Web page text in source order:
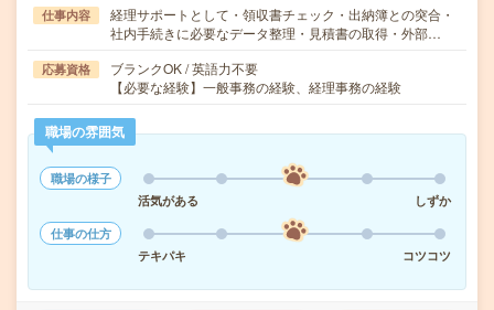
仕事内容
経理サポートとして・領収書チェック・出納簿との突合・
社内手続きに必要なデータ整理・見積書の取得・外部…
応募資格
ブランクOK / 英語力不要
【必要な経験】一般事務の経験、経理事務の経験
職場の雰囲気
職場の様子
活気がある
しずか
仕事の仕方
テキパキ
コツコツ